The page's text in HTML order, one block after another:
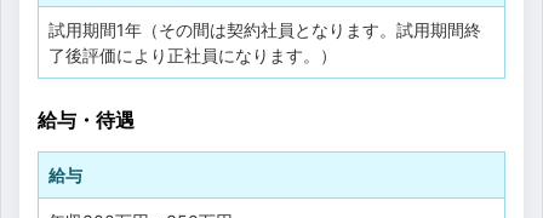
試用期間1年（その間は契約社員となります。試用期間終
了後評価により正社員になります。）
給与・待遇
給与